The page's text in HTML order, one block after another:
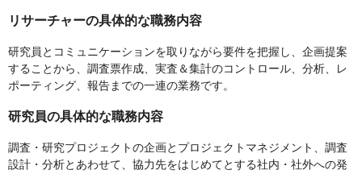
リサーチャーの具体的な職務内容
研究員とコミュニケーションを取りながら要件を把握し、企画提案
することから、調査票作成、実査＆集計のコントロール、分析、レ
ポーティング、報告までの一連の業務です。
研究員の具体的な職務内容
調査・研究プロジェクトの企画とプロジェクトマネジメント、調査
設計・分析とあわせて、協力先をはじめてとする社内・社外への発